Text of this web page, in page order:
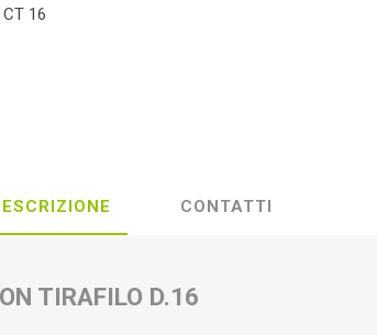
CT 16
CONTATTI
TIRAFILO D.16